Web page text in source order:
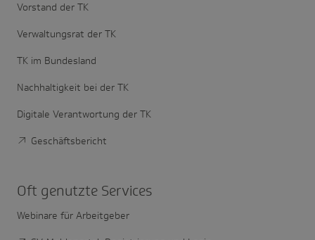
Vorstand der TK
Verwaltungsrat der TK
TK im Bundesland
Nachhaltigkeit bei der TK
Digitale Verantwortung der TK
Geschäftsbericht
Oft genutzte Services
Webinare für Arbeitgeber